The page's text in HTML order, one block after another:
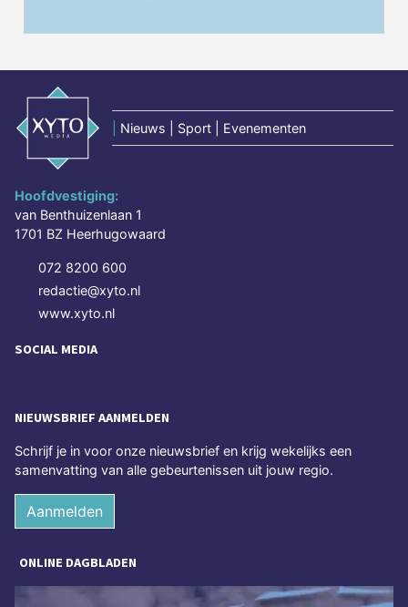
Nieuws | Sport | Evenementen
Hoofdvestiging:
van Benthuizenlaan 1
1701 BZ Heerhugowaard
072 8200 600
redactie@xyto.nl
www.xyto.nl
SOCIAL MEDIA
NIEUWSBRIEF AANMELDEN
Schrijf je in voor onze nieuwsbrief en krijg wekelijks een
samenvatting van alle gebeurtenissen uit jouw regio.
Aanmelden
ONLINE DAGBLADEN